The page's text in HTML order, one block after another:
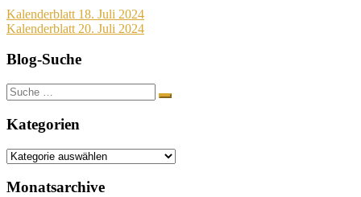
Beitragsnavigation
Kalenderblatt 18. Juli 2024
Kalenderblatt 20. Juli 2024
Blog-Suche
Suche
nach:
Kategorien
Kategorien
Monatsarchive